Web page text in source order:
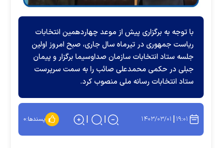
با توجه به برگزاری پیش از موعد چهاردهمین انتخابات
ریاست جمهوری در تیرماه سال جاری، صبح امروز اولین
جلسه ستاد انتخابات سازمان صداوسیما برگزار و پیمان
جبلی در حکمی محمدعلی صائب را به سمت سرپرست
ستاد انتخابات رسانه ملی منصوب کرد.
۱۹:۰۱ ۱۴۰۳/۰۳/۰۱ پسندها:۰